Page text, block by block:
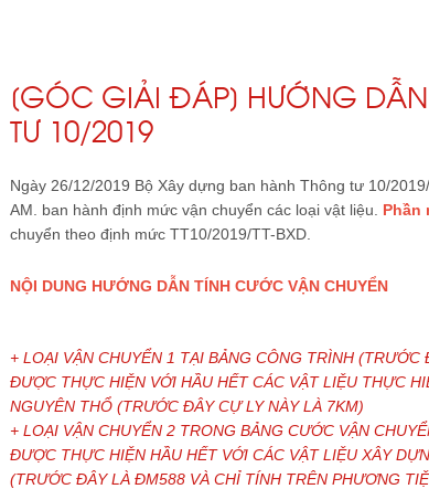
[GÓC GIẢI ĐÁP] HƯỚNG
TƯ 10/2019
Ngày 26/12/2019 Bộ Xây dựng ban hành Thông tư 10/
AM. ban hành định mức vận chuyển các loại vật liệu. Phần
chuyển theo định mức TT10/2019/TT-BXD.
NỘI DUNG HƯỚNG DẪN TÍNH CƯỚC VẬN CHUYỂN
+ LOẠI VẬN CHUYỂN 1 TẠI BẢNG CÔNG TRÌNH
ĐƯỢC THỰC HIỆN VỚI HẦU HẾT CÁC VẬT LIỆU THỰC
NGUYÊN THỔ (TRƯỚC ĐÂY CỰ LY NÀY LÀ 7KM)
+ LOẠI VẬN CHUYỂN 2 TRONG BẢNG CƯỚC VẬN
ĐƯỢC THỰC HIỆN HẦU HẾT VỚI CÁC VẬT LIỆU XÂY
(TRƯỚC ĐÂY LÀ ĐM588 VÀ CHỈ TÍNH TRÊN PHƯƠNG